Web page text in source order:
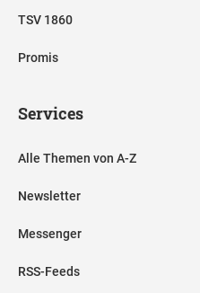
TSV 1860
Promis
Services
Alle Themen von A-Z
Newsletter
Messenger
RSS-Feeds